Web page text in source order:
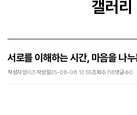
갤러리
서로를 이해하는 시간, 마음을 나
작성자웹이즈작성일25-08-08 13:55조회수118댓글수0